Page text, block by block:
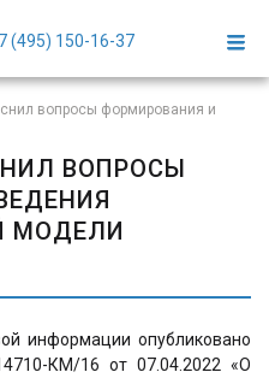
(495) 150-16-37
вопросы формирования и
ВОПРОСЫ
МОДЕЛИ
информации опубликовано
КМ/16 от 07.04.2022 «О